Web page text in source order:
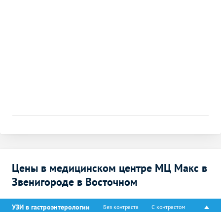
Цены в медицинском центре МЦ Макс в
Звенигороде в Восточном
УЗИ в гастроэнтерологии Без контраста С контрастом